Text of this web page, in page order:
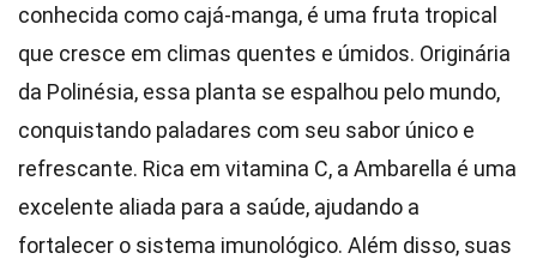
conhecida como cajá-manga, é uma fruta tropical
que cresce em climas quentes e úmidos. Originária
da Polinésia, essa planta se espalhou pelo mundo,
conquistando paladares com seu sabor único e
refrescante. Rica em vitamina C, a Ambarella é uma
excelente aliada para a saúde, ajudando a
fortalecer o sistema imunológico. Além disso, suas